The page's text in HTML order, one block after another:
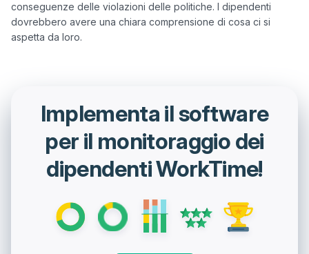
conseguenze delle violazioni delle politiche. I dipendenti
dovrebbero avere una chiara comprensione di cosa ci si
Implementa il software
per il monitoraggio dei
dipendenti WorkTime!